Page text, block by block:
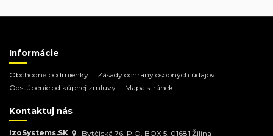
Informácie
Obchodné podmienky
Zásady ochrany osobných údajov
Odstúpenie od kúpnej zmluvy
Mapa stránek
Kontaktuj nás
IzoSystems.SK Bytčická 76, P.O. BOX 5, 01681 Žilina